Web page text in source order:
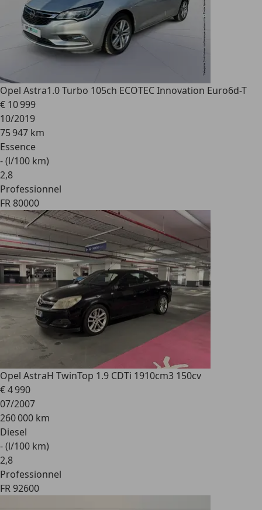
Opel Astra1.0 Turbo 105ch ECOTEC Innovation Euro6d-T
€ 10 999
10/2019
75 947 km
Essence
- (l/100 km)
2,8
Professionnel
FR 80000
Opel AstraH TwinTop 1.9 CDTi 1910cm3 150cv
€ 4 990
07/2007
260 000 km
Diesel
- (l/100 km)
2,8
Professionnel
FR 92600